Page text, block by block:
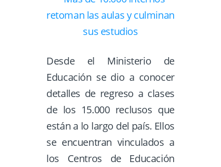
Desde el Ministerio de
Educación se dio a conocer
detalles de regreso a clases
de los 15.000 reclusos que
están a lo largo del país. Ellos
se encuentran vinculados a
los Centros de Educación